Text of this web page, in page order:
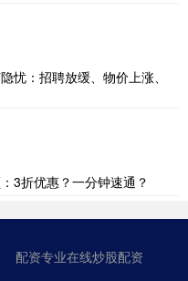
忧：招聘放缓、物价上涨、
3折优惠？一分钟速通？
配资专业在线炒股配资